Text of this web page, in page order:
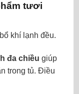
tươi
khí lạnh đều.
đa chiều giúp
trong tủ. Điều